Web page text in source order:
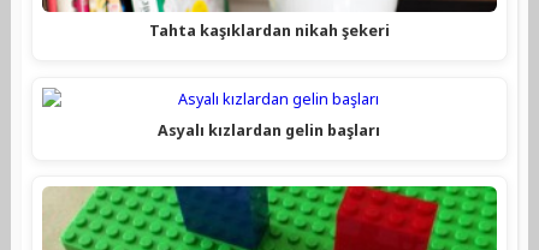
Tahta kaşıklardan nikah şekeri
Asyalı kızlardan gelin başları